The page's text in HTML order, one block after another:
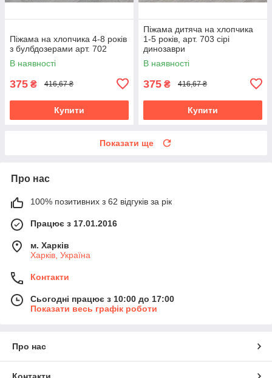
Піжама на хлопчика 4-8 років
з булбдозерами арт. 702
В наявності
375 ₴ 416,67 ₴
Купити
Піжама дитяча на хлопчика
1-5 років, арт. 703 сірі
динозаври
В наявності
375 ₴ 416,67 ₴
Купити
Показати ще
Про нас
100% позитивних з 62 відгуків за рік
Працює з 17.01.2016
м. Харків
Харків, Україна
Контакти
Сьогодні працює з 10:00 до 17:00
Показати весь графік роботи
Про нас
Контакти